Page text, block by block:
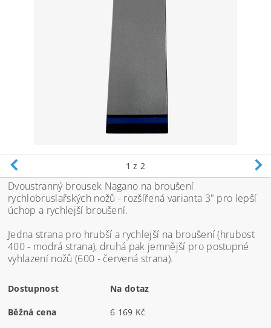
1 z 2
Dvoustranný brousek Nagano na broušení
rychlobruslařských nožů - rozšířená varianta 3" pro lepší
úchop a rychlejší broušení.
Jedna strana pro hrubší a rychlejší na broušení (hrubost
400 - modrá strana), druhá pak jemnější pro postupné
vyhlazení nožů (600 - červená strana).
Dostupnost Na dotaz
Běžná cena 6 169 Kč